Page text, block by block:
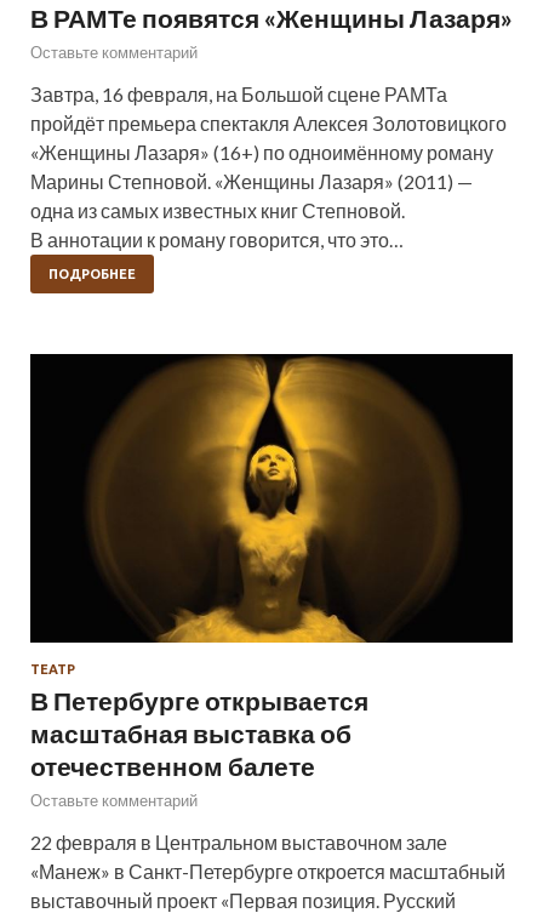
В РАМТе появятся «Женщины Лазаря»
Оставьте комментарий
Завтра, 16 февраля, на Большой сцене РАМТа
пройдёт премьера спектакля Алексея Золотовицкого
«Женщины Лазаря» (16+) по одноимённому роману
Марины Степновой. «Женщины Лазаря» (2011) —
одна из самых известных книг Степновой.
В аннотации к роману говорится, что это…
ПОДРОБНЕЕ
ТЕАТР
В Петербурге открывается
масштабная выставка об
отечественном балете
Оставьте комментарий
22 февраля в Центральном выставочном зале
«Манеж» в Санкт-Петербурге откроется масштабный
выставочный проект «Первая позиция. Русский